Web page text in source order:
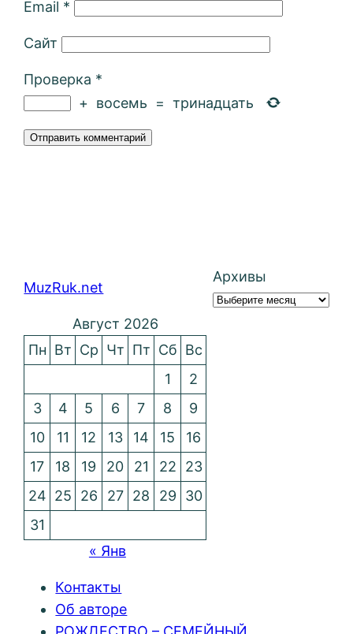
Email *
Сайт
Проверка *
+ восемь = тринадцать
MuzRuk.net
Архивы
Август 2026
Пн Вт Ср Чт Пт Сб Вс
1
2
3
4 5 6 7 8
9
10
11 12 13 14 15
16
17
18 19 20 21 22
23
24 25 26 27 28 29
30
31
« Янв
Контакты
Об авторе